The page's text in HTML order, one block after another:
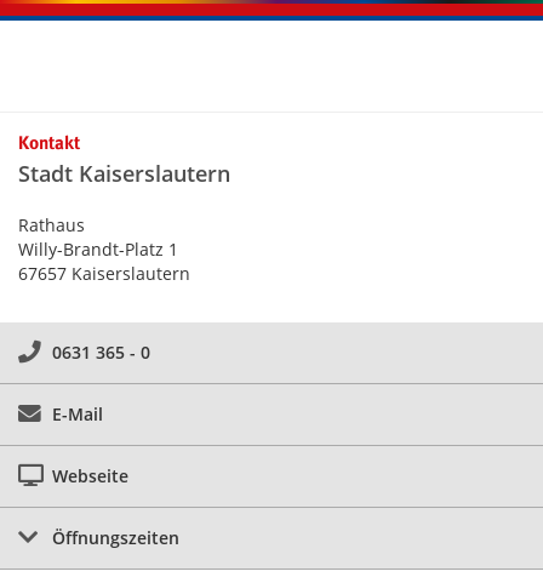
Kontakt
Stadt Kaiserslautern
Rathaus
Willy-Brandt-Platz 1
67657 Kaiserslautern
0631 365 - 0
E-Mail
Webseite
Öffnungszeiten